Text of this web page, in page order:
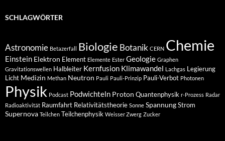
SCHLAGWÖRTER
Astronomie Betazerfall Biologie Botanik CERN Chemie
Einstein Elektron Element Elemente Ester Geologie Graphen
Gravitationswellen Halbleiter Kernfusion Klimawandel Lachgas Legierung
Licht Medizin Methan Neutron Pauli Pauli-Prinzip Pauli-Verbot Photonen
Physik Podcast Podwichteln Proton Quantenphysik r-Prozess Radar
Radioaktivität Raumfahrt Relativitätstheorie Sonne Spannung Strom
Supernova Teilchen Teilchenphysik Weisser Zwerg Zucker